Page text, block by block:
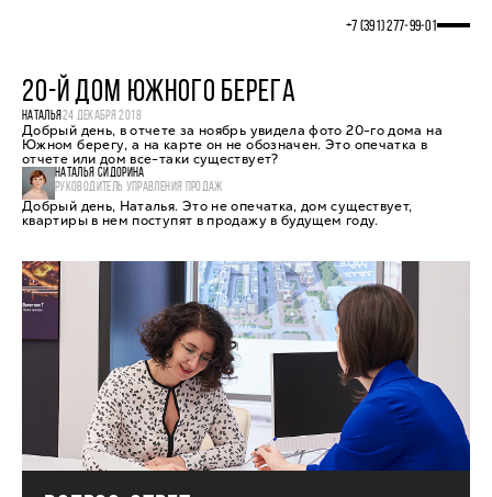
+7 (391) 277‒99‒01
20-Й ДОМ ЮЖНОГО БЕРЕГА
НАТАЛЬЯ24 ДЕКАБРЯ 2018
Добрый день, в отчете за ноябрь увидела фото 20-го дома на
Южном берегу, а на карте он не обозначен. Это опечатка в
отчете или дом все-таки существует?
НАТАЛЬЯ СИДОРИНА
РУКОВОДИТЕЛЬ УПРАВЛЕНИЯ ПРОДАЖ
Добрый день, Наталья. Это не опечатка, дом существует,
квартиры в нем поступят в продажу в будущем году.